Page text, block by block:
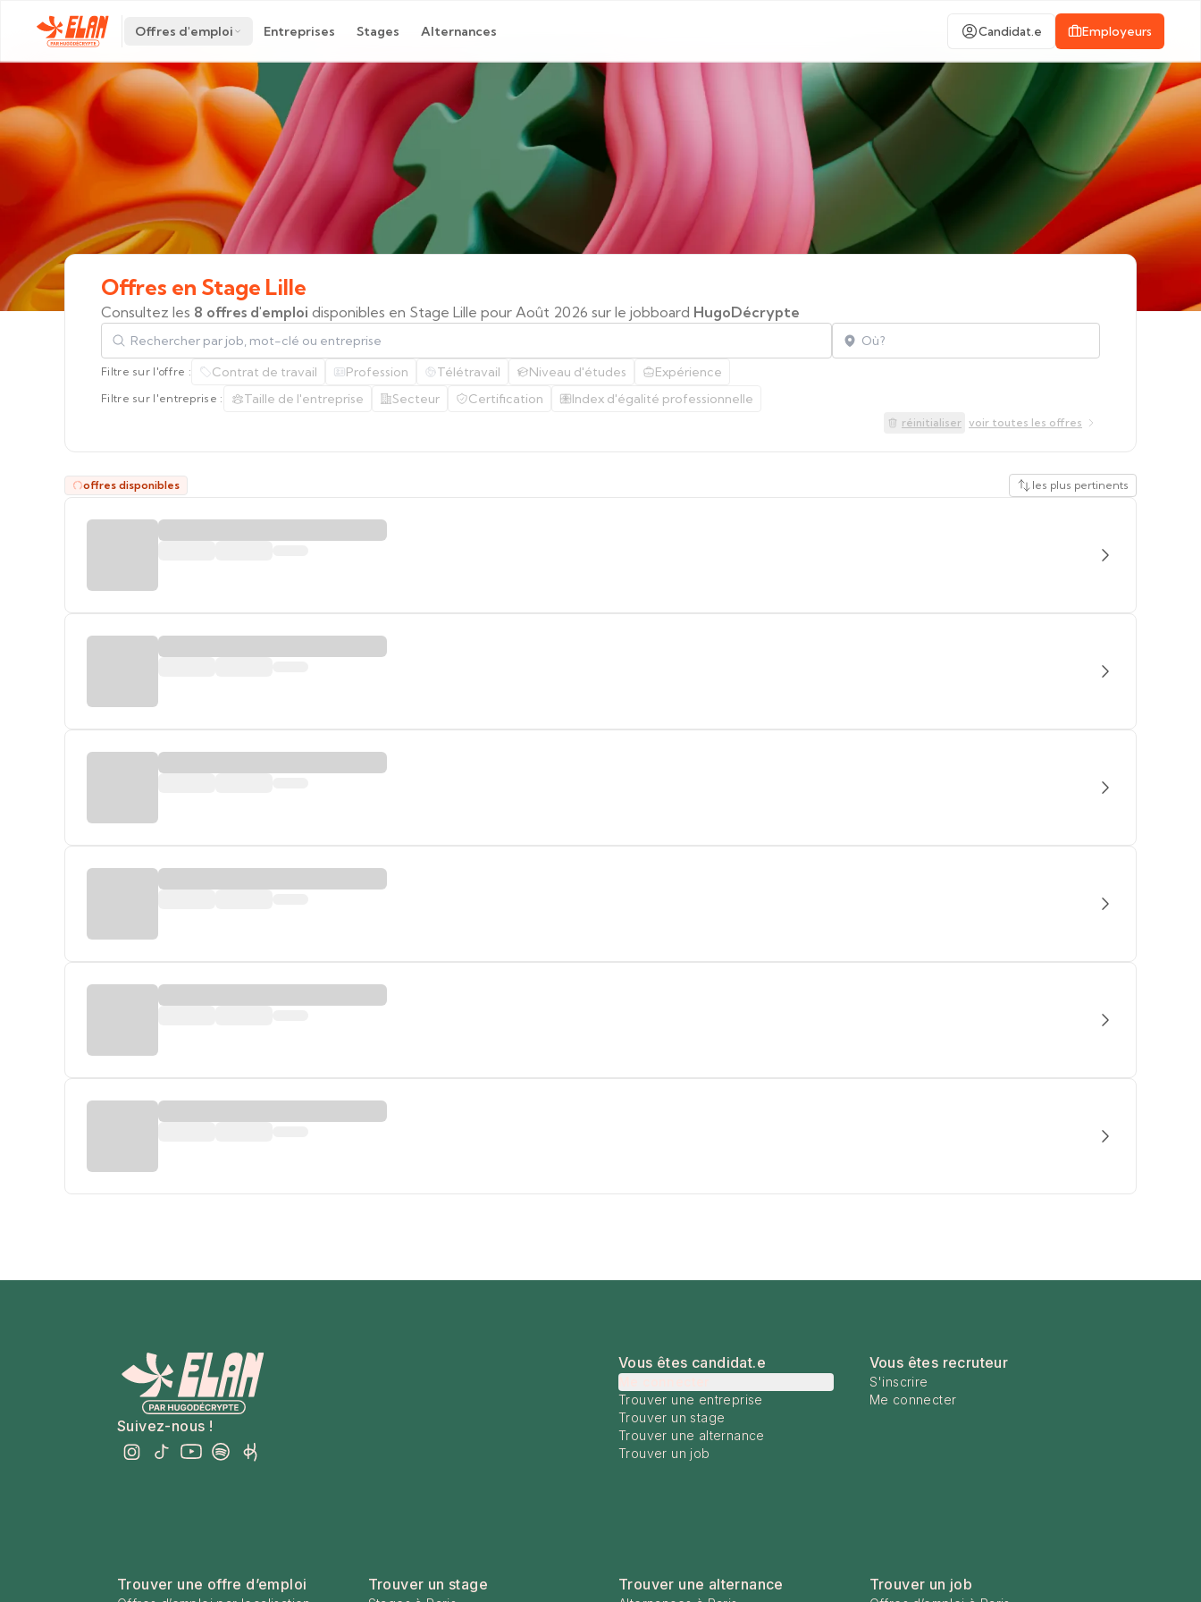
Offres d'emploi Entreprises Stages Alternances Candidat.e Employeurs
Offres en Stage Lille
Consultez les 8 offres d'emploi disponibles en Stage Lille pour Août 2026 sur le jobboard HugoDécrypte
Rechercher par job, mot-clé ou entreprise Localisation
Filtre sur l'offre : Contrat de travail Profession Télétravail Niveau d'études Expérience
Filtre sur l'entreprise : Taille de l'entreprise Secteur Certification Index d'égalité professionnelle
réinitialiser voir toutes les offres
offres disponibles les plus pertinents
Suivez-nous !
Vous êtes candidat.e
Trouver une entreprise
Trouver un stage
Trouver une alternance
Trouver un job
Vous êtes recruteur
S'inscrire
Me connecter
Trouver une offre d’emploi Trouver un stage Trouver une alternance Trouver un job